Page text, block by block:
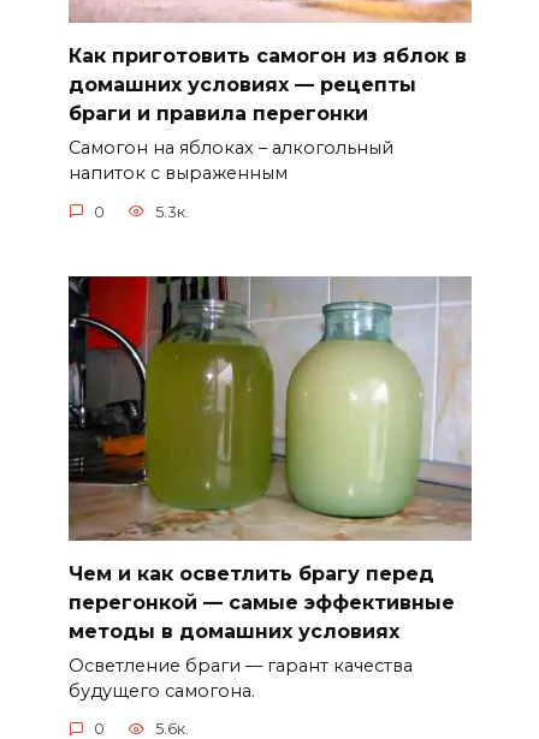
Как приготовить самогон из яблок в
домашних условиях — рецепты
браги и правила перегонки
Самогон на яблоках – алкогольный
напиток с выраженным
0 5.3к.
Чем и как осветлить брагу перед
перегонкой — самые эффективные
методы в домашних условиях
Осветление браги — гарант качества
будущего самогона.
0 5.6к.